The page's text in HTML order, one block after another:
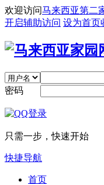
欢迎访问马来西亚第二
开启辅助访问 设为首页
密码
只需一步，快速开始
快捷导航
首页